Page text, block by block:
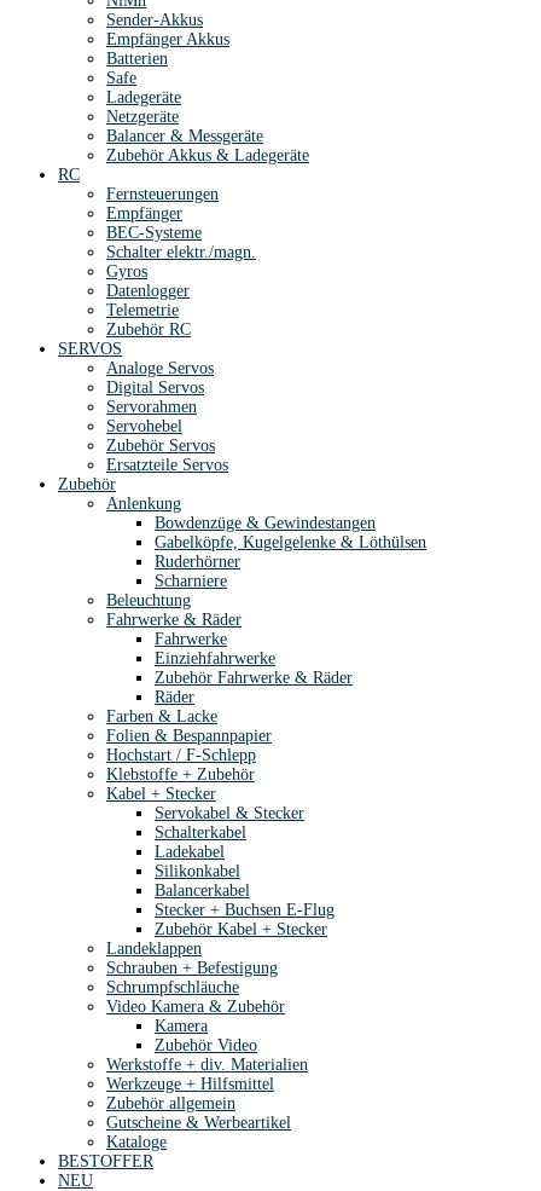
Sender-Akkus
Empfänger Akkus
Batterien
Safe
Ladegeräte
Netzgeräte
Balancer & Messgeräte
Zubehör Akkus & Ladegeräte
RC
Fernsteuerungen
Empfänger
BEC-Systeme
Schalter elektr./magn.
Gyros
Datenlogger
Telemetrie
Zubehör RC
SERVOS
Analoge Servos
Digital Servos
Servorahmen
Servohebel
Zubehör Servos
Ersatzteile Servos
Zubehör
Anlenkung
Bowdenzüge & Gewindestangen
Gabelköpfe, Kugelgelenke & Löthülsen
Ruderhörner
Scharniere
Beleuchtung
Fahrwerke & Räder
Fahrwerke
Einziehfahrwerke
Zubehör Fahrwerke & Räder
Räder
Farben & Lacke
Folien & Bespannpapier
Hochstart / F-Schlepp
Klebstoffe + Zubehör
Kabel + Stecker
Servokabel & Stecker
Schalterkabel
Ladekabel
Silikonkabel
Balancerkabel
Stecker + Buchsen E-Flug
Zubehör Kabel + Stecker
Landeklappen
Schrauben + Befestigung
Schrumpfschläuche
Video Kamera & Zubehör
Kamera
Zubehör Video
Werkstoffe + div. Materialien
Werkzeuge + Hilfsmittel
Zubehör allgemein
Gutscheine & Werbeartikel
Kataloge
BESTOFFER
NEU